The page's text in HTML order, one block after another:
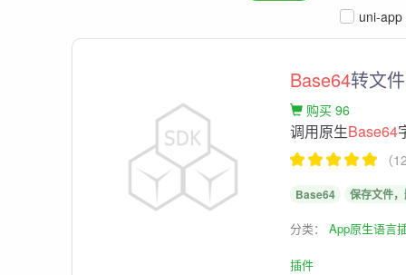
uni-app
Base64转文件
购买 96
调用原生Base64
（
Base64 保存文件
分类：App原生语言
插件